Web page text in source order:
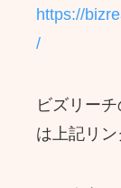
https://
/
ビズリー
は上記リン